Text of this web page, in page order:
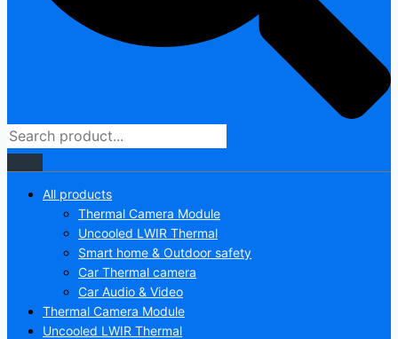
All products
Thermal Camera Module
Uncooled LWIR Thermal
Smart home & Outdoor safety
Car Thermal camera
Car Audio & Video
Thermal Camera Module
Uncooled LWIR Thermal